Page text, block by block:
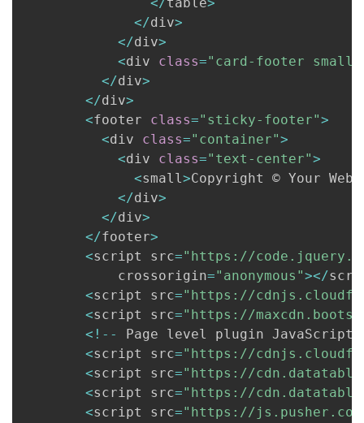
</div>
</div>
<div class="card-footer small
</div>
</div>
<footer class="sticky-footer">
<div class="container">
<div class="text-center">
<small>Copyright © Your
</div>
</div>
</footer>
<script src="https://
            crossorigin
="anonymous"></
<script src="https://
<script src="https://
< ! -- Page level plugin JavaScript
<script src="https://
<script src="https://
<script src="https://
<script src="https://